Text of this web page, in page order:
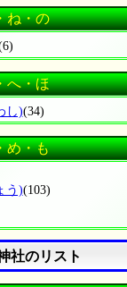
ね・の
へ・ほ
し)(34)
め・も
う)(103)
社のリスト